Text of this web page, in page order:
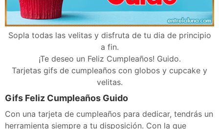
Sopla todas las velitas y disfruta de tu dia de principio
a fin.
¡Te deseo un Feliz Cumpleaños! Guido.
Tarjetas gifs de cumpleaños con globos y cupcake y
velitas.
Gifs Feliz Cumpleaños Guido
Con una tarjeta de cumpleaños para dedicar, tendrás un
herramienta siempre a tu disposición. Con la que